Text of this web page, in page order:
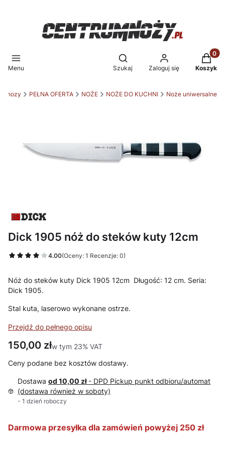
Menu
Otwórz wyszukiwarkę
Szukaj Zaloguj się Koszyk
PEŁNA OFERTA NOŻE NOŻE DO KUCHNI Noże uniwersalne
Dick 1905 nóż do steków kuty 12cm
4.00(Oceny: 1 Recenzje: 0)
Nóż do steków kuty Dick 1905 12cm Długość: 12 cm. Seria:
Dick 1905.
Stal kuta, laserowo wykonane ostrze.
Przejdź do pełnego opisu
Cena
150,00 złw tym 23% VAT
w tym 23% VAT
Ceny podane bez kosztów dostawy.
Dostawaod 10,00 zł - DPD Pickup punkt odbioru/automat
(dostawa również w soboty)
- 1 dzień roboczy
Darmowa przesyłka dla zamówień powyżej 250 zł